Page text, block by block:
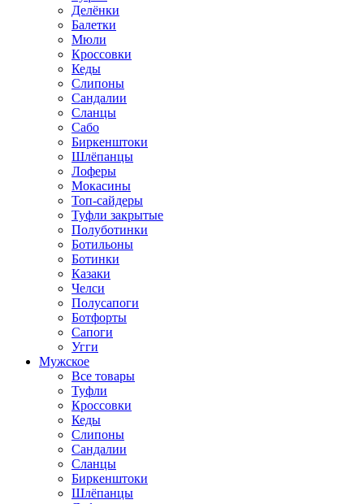
Делёнки
Балетки
Мюли
Кроссовки
Кеды
Слипоны
Сандалии
Сланцы
Сабо
Биркенштоки
Шлёпанцы
Лоферы
Мокасины
Топ-сайдеры
Туфли закрытые
Полуботинки
Ботильоны
Ботинки
Казаки
Челси
Полусапоги
Ботфорты
Сапоги
Угги
Мужское
Все товары
Туфли
Кроссовки
Кеды
Слипоны
Сандалии
Сланцы
Биркенштоки
Шлёпанцы